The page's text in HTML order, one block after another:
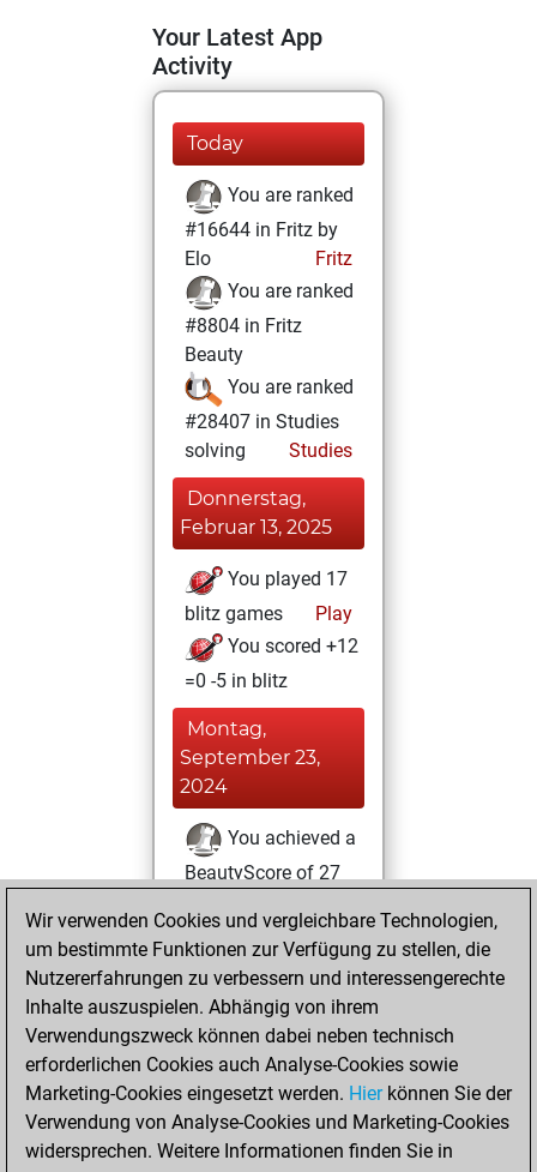
Your Latest App
Activity
Today
You are ranked
#16644 in Fritz by
Elo
Fritz
You are ranked
#8804 in Fritz
Beauty
You are ranked
#28407 in Studies
solving
Studies
Donnerstag,
Februar 13, 2025
You played 17
blitz games
Play
You scored +12
=0 -5 in blitz
Montag,
September 23,
2024
You achieved a
BeautyScore of 27
achieved a new Elo
of 1584
Montag, März 18,
2024
You created
your Fritz account
Fritz
You
Wir verwenden Cookies und vergleichbare Technologien,
um bestimmte Funktionen zur Verfügung zu stellen, die
Nutzererfahrungen zu verbessern und interessengerechte
Inhalte auszuspielen. Abhängig von ihrem
Verwendungszweck können dabei neben technisch
erforderlichen Cookies auch Analyse-Cookies sowie
Marketing-Cookies eingesetzt werden. Hierkönnen Sie der
Verwendung von Analyse-Cookies und Marketing-Cookies
widersprechen. Weitere Informationen finden Sie in